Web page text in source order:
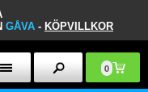
GÅVA - KÖPVILLKOR
0